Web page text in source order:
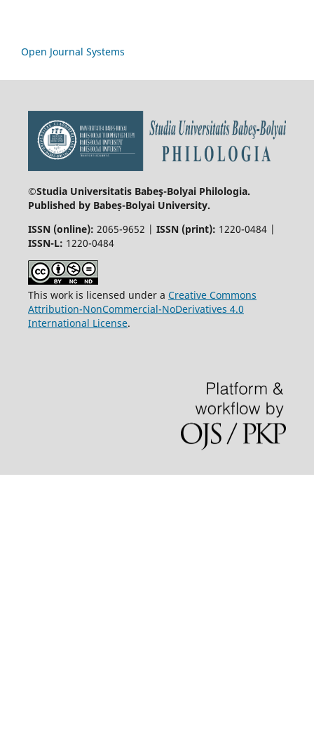
Open Journal Systems
©Studia Universitatis Babeş-Bolyai Philologia.
Published by Babeș-Bolyai University.
ISSN (online): 2065-9652 | ISSN (print): 1220-0484 |
ISSN-L: 1220-0484
This work is licensed under a Creative Commons
Attribution-NonCommercial-NoDerivatives 4.0
International License.